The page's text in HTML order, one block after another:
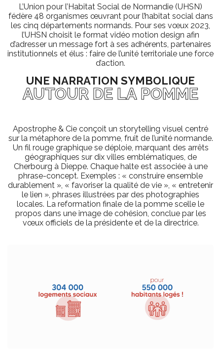
L’Union pour l’Habitat Social de Normandie (UHSN)
fédère 48 organismes œuvrant pour l’habitat social dans
les cinq départements normands. Pour ses vœux 2023,
l’UHSN choisit le format vidéo motion design afin
d’adresser un message fort à ses adhérents, partenaires
institutionnels et élus : faire de l’unité territoriale une force
d’action.
UNE NARRATION SYMBOLIQUE
AUTOUR DE LA POMME
Apostrophe & Cie conçoit un storytelling visuel centré
sur la métaphore de la pomme, fruit de l’unité normande.
Un fil rouge graphique se déploie, marquant des arrêts
géographiques sur dix villes emblématiques, de
Cherbourg à Dieppe. Chaque halte est associée à une
phrase-concept. Exemples : « construire ensemble
durablement », « favoriser la qualité de vie », « entretenir
le lien », phrases illustrées par des photographies
locales. La reformation finale de la pomme scelle le
propos dans une image de cohésion, conclue par les
vœux officiels de la présidente et de la directrice.